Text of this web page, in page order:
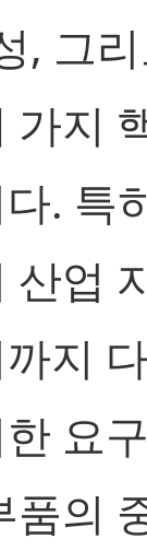
, 그
가지
. 특
산업
지
요
품의